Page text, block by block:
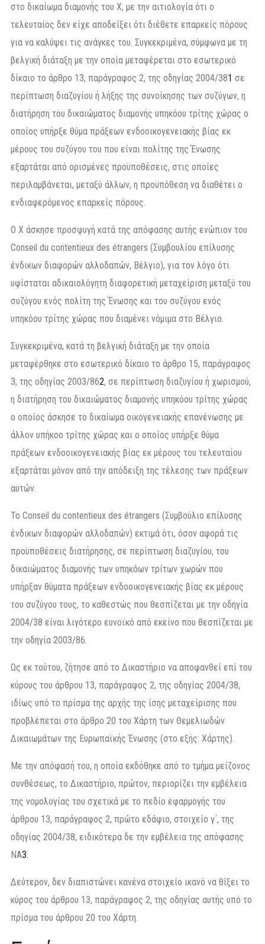
στο δικαίωμα διαμονής του Χ, με την αιτιολογία ότι ο
τελευταίος δεν είχε αποδείξει ότι διέθετε επαρκείς πόρους
για να καλύψει τις ανάγκες του. Συγκεκριμένα, σύμφωνα με τη
βελγική διάταξη με την οποία μεταφέρεται στο εσωτερικό
δίκαιο το άρθρο 13, παράγραφος 2, της οδηγίας 2004/381 σε
περίπτωση διαζυγίου ή λήξης της συνοίκησης των συζύγων, η
διατήρηση του δικαιώματος διαμονής υπηκόου τρίτης χώρας ο
οποίος υπήρξε θύμα πράξεων ενδοοικογενειακής βίας εκ
μέρους του συζύγου του που είναι πολίτης της Ένωσης
εξαρτάται από ορισμένες προϋποθέσεις, στις οποίες
περιλαμβάνεται, μεταξύ άλλων, η προϋπόθεση να διαθέτει ο
ενδιαφερόμενος επαρκείς πόρους.
Ο X άσκησε προσφυγή κατά της απόφασης αυτής ενώπιον του
Conseil du contentieux des étrangers (Συμβουλίου επίλυσης
ένδικων διαφορών αλλοδαπών, Βέλγιο), για τον λόγο ότι
υφίσταται αδικαιολόγητη διαφορετική μεταχείριση μεταξύ του
συζύγου ενός πολίτη της Ένωσης και του συζύγου ενός
υπηκόου τρίτης χώρας που διαμένει νόμιμα στο Βέλγιο.
Συγκεκριμένα, κατά τη βελγική διάταξη με την οποία
μεταφέρθηκε στο εσωτερικό δίκαιο το άρθρο 15, παράγραφος
3, της οδηγίας 2003/862, σε περίπτωση διαζυγίου ή χωρισμού,
η διατήρηση του δικαιώματος διαμονής υπηκόου τρίτης χώρας
ο οποίος άσκησε το δικαίωμα οικογενειακής επανένωσης με
άλλον υπήκοο τρίτης χώρας και ο οποίος υπήρξε θύμα
πράξεων ενδοοικογενειακής βίας εκ μέρους του τελευταίου
εξαρτάται μόνον από την απόδειξη της τέλεσης των πράξεων
αυτών.
Το Conseil du contentieux des étrangers (Συμβούλιο επίλυσης
ένδικων διαφορών αλλοδαπών) εκτιμά ότι, όσον αφορά τις
προϋποθέσεις διατήρησης, σε περίπτωση διαζυγίου, του
δικαιώματος διαμονής των υπηκόων τρίτων χωρών που
υπήρξαν θύματα πράξεων ενδοοικογενειακής βίας εκ μέρους
του συζύγου τους, το καθεστώς που θεσπίζεται με την οδηγία
2004/38 είναι λιγότερο ευνοϊκό από εκείνο που θεσπίζεται με
την οδηγία 2003/86.
Ως εκ τούτου, ζήτησε από το Δικαστήριο να αποφανθεί επί του
κύρους του άρθρου 13, παράγραφος 2, της οδηγίας 2004/38,
ιδίως υπό το πρίσμα της αρχής της ίσης μεταχείρισης που
προβλέπεται στο άρθρο 20 του Χάρτη των Θεμελιωδών
Δικαιωμάτων της Ευρωπαϊκής Ένωσης (στο εξής: Χάρτης).
Με την απόφασή του, η οποία εκδόθηκε από το τμήμα μείζονος
συνθέσεως, το Δικαστήριο, πρώτον, περιορίζει την εμβέλεια
της νομολογίας του σχετικά με το πεδίο εφαρμογής του
άρθρου 13, παράγραφος 2, πρώτο εδάφιο, στοιχείο γ΄, της
οδηγίας 2004/38, ειδικότερα δε την εμβέλεια της απόφασης
NA3
Δεύτερον, δεν διαπιστώνει κανένα στοιχείο ικανό να θίξει το
κύρος του άρθρου 13, παράγραφος 2, της οδηγίας αυτής υπό το
πρίσμα του άρθρου 20 του Χάρτη.